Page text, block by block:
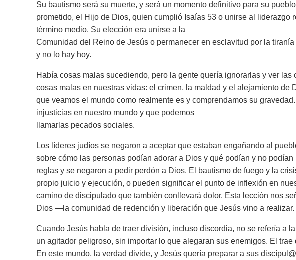
Su bautismo será su muerte, y será un momento definitivo para su
prometido, el Hijo de Dios, quien cumplió Isaías 53 o unirse al liderazgo
término medio. Su elección era unirse a la
Comunidad del Reino de Jesús o permanecer en esclavitud por la
y no lo hay hoy.
Había cosas malas sucediendo, pero la gente quería ignorarlas y ver
cosas malas en nuestras vidas: el crimen, la maldad y el alejamiento de
que veamos el mundo como realmente es y comprendamos su
injusticias en nuestro mundo y que podemos
llamarlas pecados sociales.
Los líderes judíos se negaron a aceptar que estaban engañando al
sobre cómo las personas podían adorar a Dios y qué podían y no
reglas y se negaron a pedir perdón a Dios. El bautismo de fuego y la
propio juicio y ejecución, o pueden significar el punto de inflexión en
camino de discipulado que también conllevará dolor. Esta lección nos
Dios —la comunidad de redención y liberación que Jesús vino a realizar.
Cuando Jesús habla de traer división, incluso discordia, no se refería a
un agitador peligroso, sin importar lo que alegaran sus enemigos. El
En este mundo, la verdad divide, y Jesús quería preparar a sus